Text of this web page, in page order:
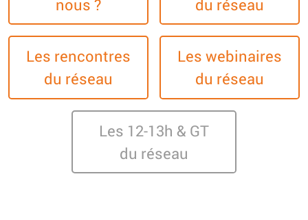
nous ?
du réseau
Les rencontres
du réseau
Les webinaires
du réseau
Les 12-13h & GT
du réseau